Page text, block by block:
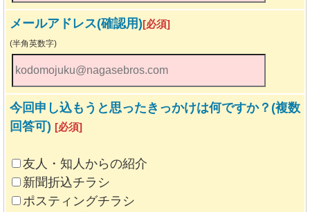
メールアドレス(確認用)[必須]
(半角英数字)
今回申し込もうと思ったきっかけは何ですか？(複数
回答可) [必須]
友人・知人からの紹介
新聞折込チラシ
ポスティングチラシ